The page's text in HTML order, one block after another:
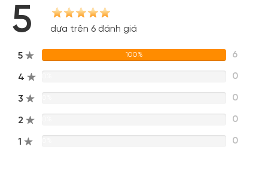
5 dựa trên 6 đánh giá
5 100% 6
4 0
3 0
2 0
1 0
dành cho thành viên đến từ các đối tác của Gody.vn dành
cho cộng đồng.
Đăng ký
Hoặc đăng nhập bằng